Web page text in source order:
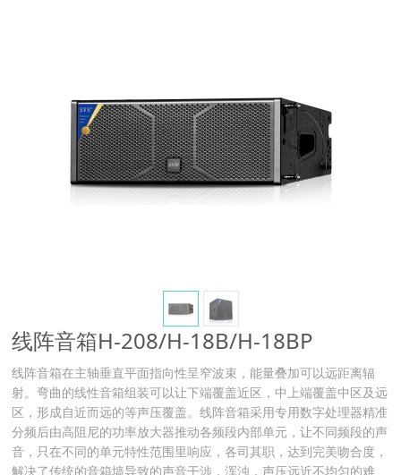
线阵音箱H-208/H-18B/H-18BP
线阵音箱在主轴垂直平面指向性呈窄波束，能量叠加可以远距离辐
射。弯曲的线性音箱组装可以让下端覆盖近区，中上端覆盖中区及远
区，形成自近而远的等声压覆盖。线阵音箱采用专用数字处理器精准
分频后由高阻尼的功率放大器推动各频段内部单元，让不同频段的声
音，只在不同的单元特性范围里响应，各司其职，达到完美吻合度，
解决了传统的音箱墙导致的声音干涉，浑浊，声压远近不均匀的难